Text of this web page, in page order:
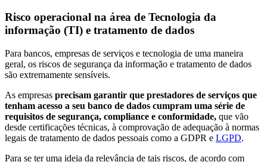
Risco operacional na área de Tecnologia da
informação (TI) e tratamento de dados
Para bancos, empresas de serviços e tecnologia de uma maneira
geral, os riscos de segurança da informação e tratamento de dados
são extremamente sensíveis.
As empresas precisam garantir que prestadores de serviços que
tenham acesso a seu banco de dados cumpram uma série de
requisitos de segurança, compliance e conformidade, que vão
desde certificações técnicas, à comprovação de adequação à normas
legais de tratamento de dados pessoais como a GDPR e LGPD.
Para se ter uma ideia da relevância de tais riscos, de acordo com